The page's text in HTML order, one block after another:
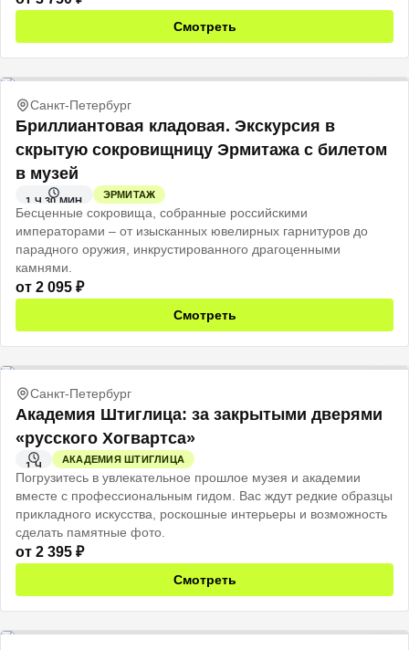
Смотреть
Санкт-Петербург
Бриллиантовая кладовая. Экскурсия в
скрытую сокровищницу Эрмитажа с билетом
в музей
1 Ч 30 МИН
ЭРМИТАЖ
Бесценные сокровища, собранные российскими
императорами – от изысканных ювелирных гарнитуров до
парадного оружия, инкрустированного драгоценными
камнями.
от 2 095 ₽
Смотреть
Санкт-Петербург
Академия Штиглица: за закрытыми дверями
«русского Хогвартса»
1 Ч
АКАДЕМИЯ ШТИГЛИЦА
Погрузитесь в увлекательное прошлое музея и академии
вместе с профессиональным гидом. Вас ждут редкие образцы
прикладного искусства, роскошные интерьеры и возможность
сделать памятные фото.
от 2 395 ₽
Смотреть